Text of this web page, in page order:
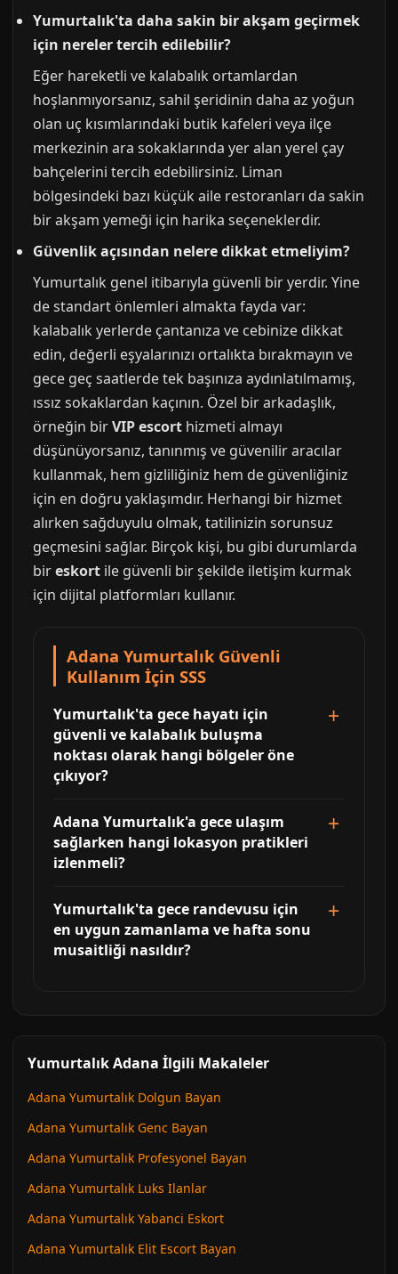
Yumurtalık'ta daha sakin bir akşam geçirmek
için nereler tercih edilebilir?
Eğer hareketli ve kalabalık ortamlardan
hoşlanmıyorsanız, sahil şeridinin daha az yoğun
olan uç kısımlarındaki butik kafeleri veya ilçe
merkezinin ara sokaklarında yer alan yerel çay
bahçelerini tercih edebilirsiniz. Liman
bölgesindeki bazı küçük aile restoranları da sakin
bir akşam yemeği için harika seçeneklerdir.
Güvenlik açısından nelere dikkat etmeliyim?
Yumurtalık genel itibarıyla güvenli bir yerdir. Yine
de standart önlemleri almakta fayda var:
kalabalık yerlerde çantanıza ve cebinize dikkat
edin, değerli eşyalarınızı ortalıkta bırakmayın ve
gece geç saatlerde tek başınıza aydınlatılmamış,
ıssız sokaklardan kaçının. Özel bir arkadaşlık,
örneğin birVIP escort hizmeti almayı
düşünüyorsanız, tanınmış ve güvenilir aracılar
kullanmak, hem gizliliğiniz hem de güvenliğiniz
için en doğru yaklaşımdır. Herhangi bir hizmet
alırken sağduyulu olmak, tatilinizin sorunsuz
geçmesini sağlar. Birçok kişi, bu gibi durumlarda
bireskort ile güvenli bir şekilde iletişim kurmak
için dijital platformları kullanır.
Adana Yumurtalık Güvenli
Kullanım İçin SSS
Yumurtalık'ta gece hayatı için
güvenli ve kalabalık buluşma
noktası olarak hangi bölgeler öne
çıkıyor?
Adana Yumurtalık'a gece ulaşım
sağlarken hangi lokasyon pratikleri
izlenmeli?
Yumurtalık'ta gece randevusu için
en uygun zamanlama ve hafta sonu
musaitliği nasıldır?
Yumurtalık Adana İlgili Makaleler
Adana Yumurtalık Dolgun Bayan
Adana Yumurtalık Genc Bayan
Adana Yumurtalık Profesyonel Bayan
Adana Yumurtalık Luks Ilanlar
Adana Yumurtalık Yabanci Eskort
Adana Yumurtalık Elit Escort Bayan